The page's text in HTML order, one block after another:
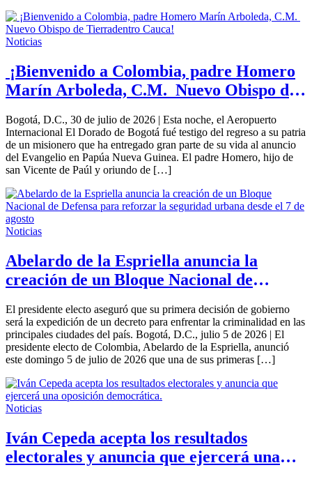
Noticias
¡Bienvenido a Colombia, padre Homero
Marín Arboleda, C.M. Nuevo Obispo de
Bogotá, D.C., 30 de julio de 2026 | Esta noche, el Aeropuerto
Internacional El Dorado de Bogotá fué testigo del regreso a su patria
de un misionero que ha entregado gran parte de su vida al anuncio
del Evangelio en Papúa Nueva Guinea. El padre Homero, hijo de
san Vicente de Paúl y oriundo de […]
Noticias
Abelardo de la Espriella anuncia la
creación de un Bloque Nacional de
urbana desde el 7 de agosto
El presidente electo aseguró que su primera decisión de gobierno
será la expedición de un decreto para enfrentar la criminalidad en las
principales ciudades del país. Bogotá, D.C., julio 5 de 2026 | El
presidente electo de Colombia, Abelardo de la Espriella, anunció
este domingo 5 de julio de 2026 que una de sus primeras […]
Noticias
Iván Cepeda acepta los resultados
electorales y anuncia que ejercerá una